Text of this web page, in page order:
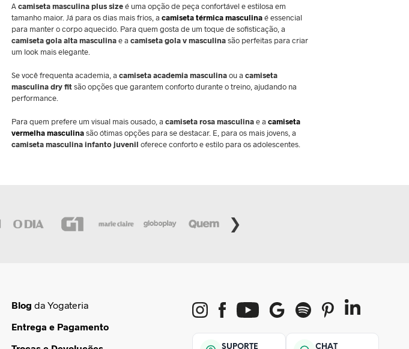
A camiseta masculina plus sizeé uma opção de peça confortável e estilosa em
tamanho maior. Já para os dias mais frios, a camiseta térmica masculinaé essencial
para manter o corpo aquecido. Para quem gosta de um toque de sofisticação, a
camiseta gola alta masculinae a camiseta gola v masculinasão perfeitas para criar
um look mais elegante.
Se você frequenta academia, a camiseta academia masculinaou a camiseta
masculina dry fitsão opções que garantem conforto durante o treino, ajudando na
performance.
Para quem prefere um visual mais ousado, a camiseta rosa masculinae a camiseta
vermelha masculinasão ótimas opções para se destacar. E, para os mais jovens, a
camiseta masculina infanto juvenil oferece conforto e estilo para os adolescentes.
Blog da Yogateria
Entrega e Pagamento
SUPORTE CHAT